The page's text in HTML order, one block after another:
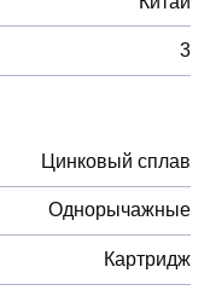
3
Цинковый сплав
Однорычажные
Картридж